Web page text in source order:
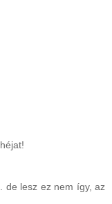
de lesz ez nem így, az